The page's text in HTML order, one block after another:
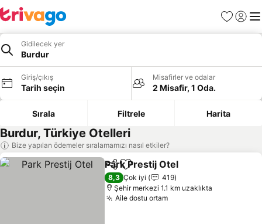
Favoriler
Giriş
Gidilecek yer
Burdur
Giriş/çıkış
Tarih seçin
Misafirler ve odalar
2 Misafir, 1 Oda.
Sırala Filtrele Harita
Burdur, Türkiye Otelleri
Bize yapılan ödemeler sıralamamızı nasıl etkiler?
PaylaşFavorilerime ekle
Park Prestij Otel
8,3 Çok iyi
419
Şehir merkezi 1.1 km uzaklıkta
Aile dostu ortamFiyatları görün